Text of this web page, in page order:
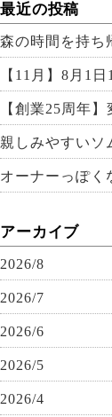
最近の投稿
森の時間を持ち
【11月】8月1
【創業25周年
親しみやすいソ
オーナーっぽく
アーカイブ
2026/8
2026/7
2026/6
2026/5
2026/4